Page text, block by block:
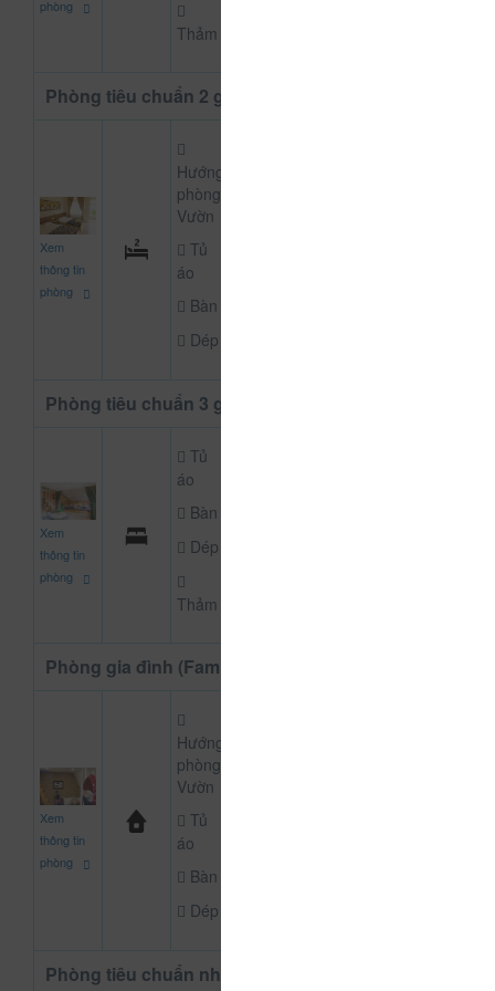
phòng
Thảm
Phòng tiêu chuẩn 2 giường
Xem
thông tin
phòng
Hướng
phòng:
Vườn
Tủ
áo
Bàn
Dép
Phòng tiêu chuẩn 3 giường đôi
Xem
thông tin
phòng
Tủ
áo
Bàn
Dép
Thảm
Phòng gia đình (Family) nhà gỗ
Xem
thông tin
phòng
Hướng
phòng:
Vườn
Tủ
áo
Bàn
Dép
Phòng tiêu chuẩn nhà gỗ